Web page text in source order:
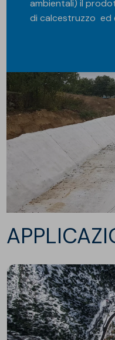
ambientali) il
di calcestruzzo ed